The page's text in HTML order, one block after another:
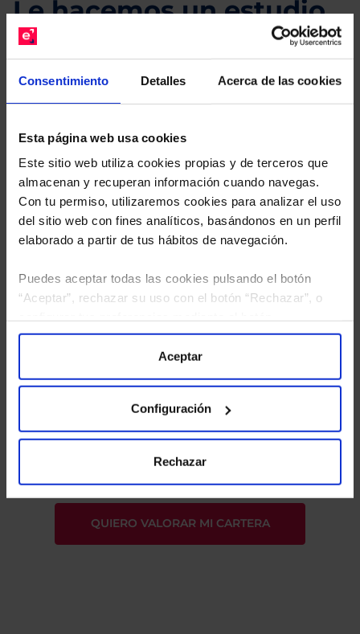
Consentimiento Detalles Acerca de las cookies
Esta página web usa cookies
Este sitio web utiliza cookies propias y de terceros que
almacenan y recuperan información cuando navegas.
Con tu permiso, utilizaremos cookies para analizar el uso
del sitio web con fines analíticos, basándonos en un perfil
elaborado a partir de tus hábitos de navegación.
Puedes aceptar todas las cookies pulsando el botón
“Aceptar”, rechazar su uso con el botón “Rechazar”, o
“Configuración”. Consulta nuestraPolítica
para más información.
Aceptar
Configuración
Rechazar
Le hacemos un estudio
gratuito de su cartera.
Descárguese el archivoe indíquenos los ISINs de
Limpias con las que podrá ahorrar en sus costes.
la política de privacidad
y consiento el
tratamiento de mis datos personales.